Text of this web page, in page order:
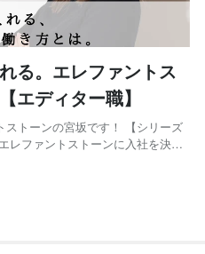
る。エレファントス
エディター職】
トーンの宮坂です！ 【シリーズ
レファントストーンに入社を決